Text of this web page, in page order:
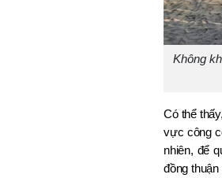
Không
Có thể
vực công
nhiên, để
đồng